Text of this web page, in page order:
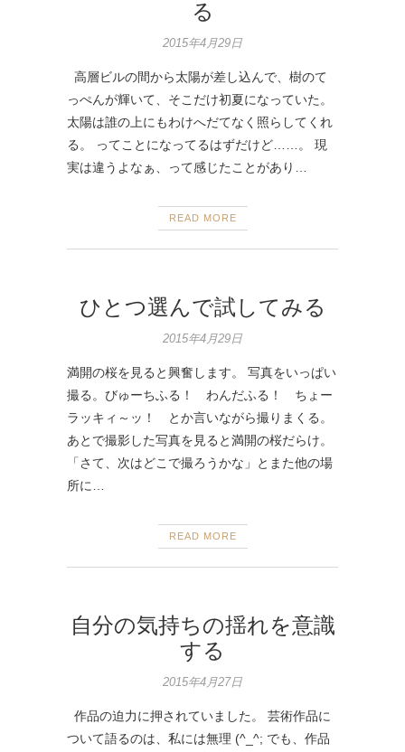
る
2015年4月29日
高層ビルの間から太陽が差し込んで、樹のて
っぺんが輝いて、そこだけ初夏になっていた。
太陽は誰の上にもわけへだてなく照らしてくれ
る。 ってことになってるはずだけど……。 現
実は違うよなぁ、って感じたことがあり…
READ MORE
ひとつ選んで試してみる
2015年4月29日
満開の桜を見ると興奮します。 写真をいっぱい
撮る。びゅーちふる！ わんだふる！ ちょー
ラッキィ～ッ！ とか言いながら撮りまくる。
あとで撮影した写真を見ると満開の桜だらけ。
「さて、次はどこで撮ろうかな」とまた他の場
所に…
READ MORE
自分の気持ちの揺れを意識
する
2015年4月27日
作品の迫力に押されていました。 芸術作品に
ついて語るのは、私には無理 (^_^; でも、作品